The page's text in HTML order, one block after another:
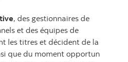
, des gestionnaires de
et des équipes de
les titres et décident de la
que du moment opportun